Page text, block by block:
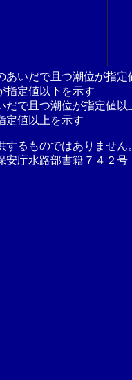
あいだで且つ潮位が指
指定値以下を示す
だで且つ潮位が指定値以
定値以上を示す
するものではありませ
安庁水路部書籍７４２